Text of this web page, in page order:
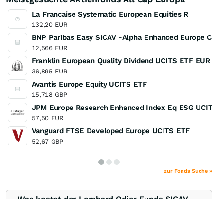
La Francaise Systematic European Equities R
132,20 EUR
BNP Paribas Easy SICAV -Alpha Enhanced Europe
12,566 EUR
Franklin European Quality Dividend UCITS ETF EUR
36,895 EUR
Avantis Europe Equity UCITS ETF
15,718 GBP
JPM Europe Research Enhanced Index Eq ESG
57,50 EUR
Vanguard FTSE Developed Europe UCITS ETF
52,67 GBP
zur Fonds Suche »